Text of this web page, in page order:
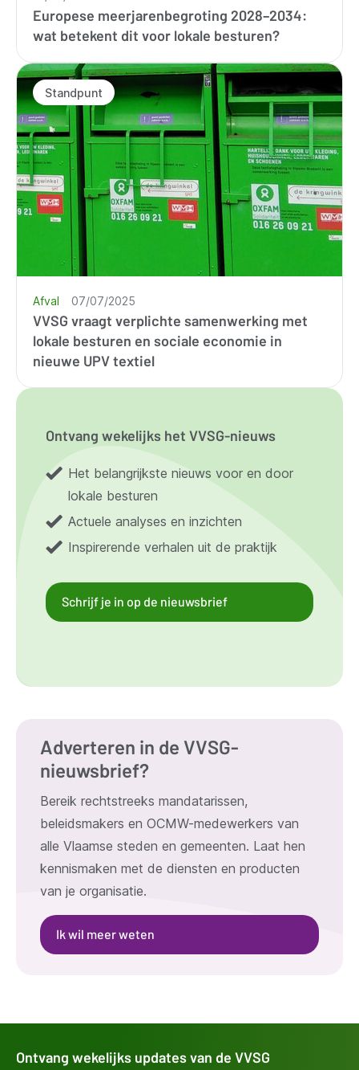
Europese meerjarenbegroting 2028–2034:
wat betekent dit voor lokale besturen?
Standpunt
VVSG vraagt verplichte samenwerking met
lokale besturen en sociale economie in
nieuwe UPV textiel
Afval 07/07/2025
Ontvang wekelijks het VVSG-nieuws
Het belangrijkste nieuws voor en door
lokale besturen
Actuele analyses en inzichten
Inspirerende verhalen uit de praktijk
Schrijf je in op de nieuwsbrief
Adverteren in de VVSG-
nieuwsbrief?
Bereik rechtstreeks mandatarissen,
beleidsmakers en OCMW-medewerkers van
alle Vlaamse steden en gemeenten. Laat hen
kennismaken met de diensten en producten
van je organisatie.
Ik wil meer weten
Ontvang wekelijks updates van de VVSG